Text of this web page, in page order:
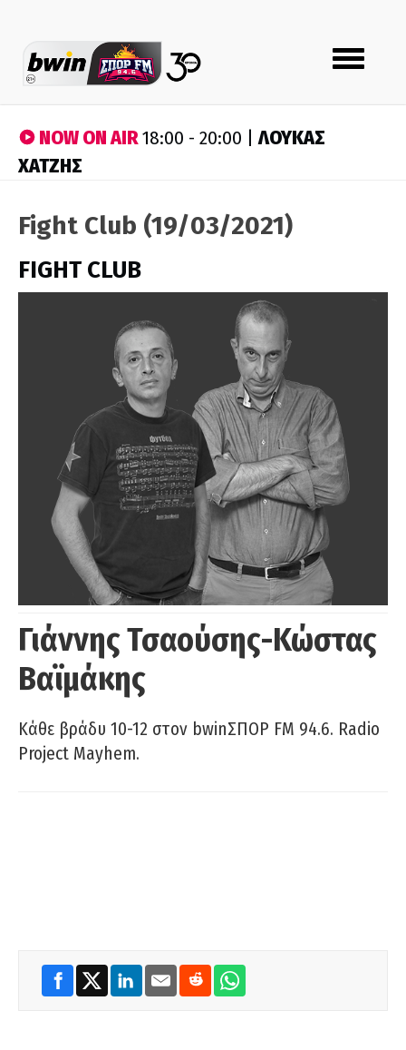
Toggle
navigation
NOW ON AIR18:00 - 20:00 |ΛΟΥΚΑΣ
ΧΑΤΖΗΣ
Fight Club (19/03/2021)
FIGHT CLUB
Γιάννης Τσαούσης-Κώστας
Βαϊμάκης
Κάθε βράδυ 10-12 στον bwinΣΠΟΡ FM 94.6. Radio
Project Mayhem.